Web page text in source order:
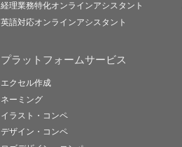
経理業務特化オンラインアシスタント
英語対応オンラインアシスタント
プラットフォームサービス
エクセル作成
ネーミング
イラスト・コンペ
デザイン・コンペ